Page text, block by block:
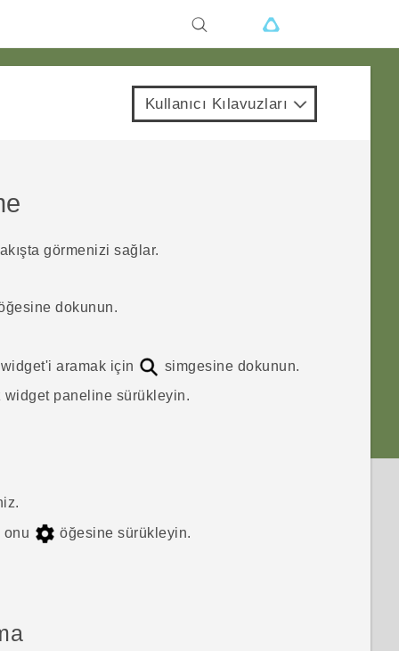
Kullanıcı Kılavuzları
görmenizi sağlar.
dokunun.
aramak için
simgesine dokunun.
widget paneline sürükleyin.
onu
öğesine sürükleyin.